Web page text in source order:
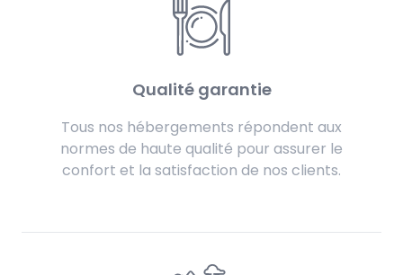
Qualité garantie
Tous nos hébergements répondent aux
normes de haute qualité pour assurer le
confort et la satisfaction de nos clients.